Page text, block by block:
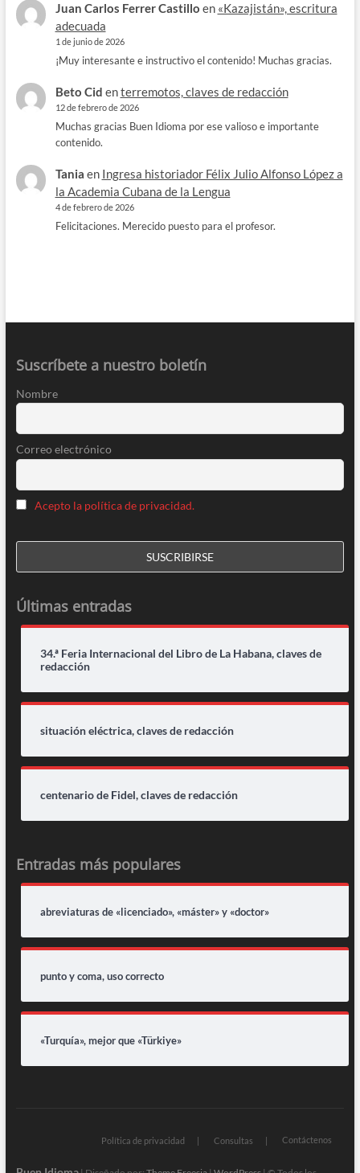
Juan Carlos Ferrer Castillo en «Kazajistán», escritura
adecuada
1 de junio de 2026
¡Muy interesante e instructivo el contenido! Muchas gracias.
Beto Cid enterremotos, claves de redacción
12 de febrero de 2026
Muchas gracias Buen Idioma por ese valioso e importante
contenido.
Tania en Ingresa historiador Félix Julio Alfonso López a
la Academia Cubana de la Lengua
4 de febrero de 2026
Felicitaciones. Merecido puesto para el profesor.
Suscríbete a nuestro boletín
Nombre
Correo electrónico
Acepto la política de privacidad.
Últimas entradas
34.ª Feria Internacional del Libro de La Habana, claves de
redacción
situación eléctrica, claves de redacción
centenario de Fidel, claves de redacción
Entradas más populares
abreviaturas de «licenciado», «máster» y «doctor»
punto y coma, uso correcto
«Turquía», mejor que «Türkiye»
Política de privacidad Consultas Contáctenos